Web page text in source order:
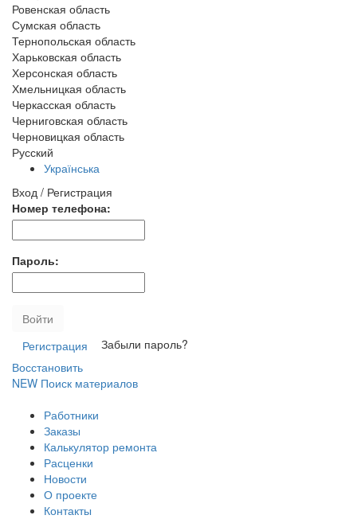
Ровенская область
Сумская область
Тернопольская область
Харьковская область
Херсонская область
Хмельницкая область
Черкасская область
Черниговская область
Черновицкая область
Русский
Українська
Вход / Регистрация
Номер телефона:
Пароль:
Войти
Регистрация
Забыли пароль?
Восстановить
NEW Поиск материалов
Работники
Заказы
Калькулятор ремонта
Расценки
Новости
О проекте
Контакты